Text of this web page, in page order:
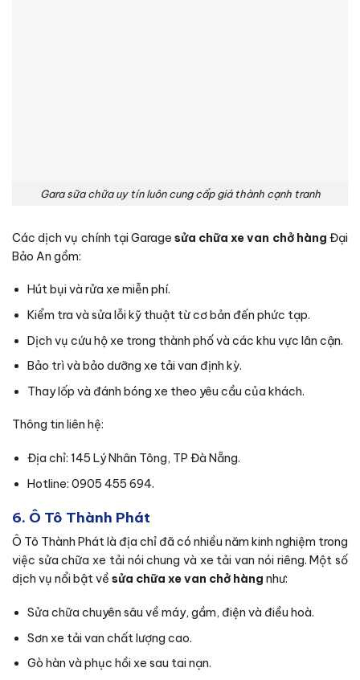
Gara sữa chữa uy tín luôn cung cấp giá thành cạnh tranh
Các dịch vụ chính tại Garage sửa chữa xe van chở hàng Đại
Bảo An gồm:
Hút bụi và rửa xe miễn phí.
Kiểm tra và sửa lỗi kỹ thuật từ cơ bản đến phức tạp.
Dịch vụ cứu hộ xe trong thành phố và các khu vực lân cận.
Bảo trì và bảo dưỡng xe tải van định kỳ.
Thay lốp và đánh bóng xe theo yêu cầu của khách.
Thông tin liên hệ:
Địa chỉ: 145 Lý Nhân Tông, TP Đà Nẵng.
Hotline: 0905 455 694.
6. Ô Tô Thành Phát
Ô Tô Thành Phát là địa chỉ đã có nhiều năm kinh nghiệm trong
việc sửa chữa xe tải nói chung và xe tải van nói riêng. Một số
dịch vụ nổi bật về sửa chữa xe van chở hàng như:
Sửa chữa chuyên sâu về máy, gầm, điện và điều hoà.
Sơn xe tải van chất lượng cao.
Gò hàn và phục hồi xe sau tai nạn.